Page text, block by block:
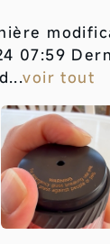
07:59
voir tout